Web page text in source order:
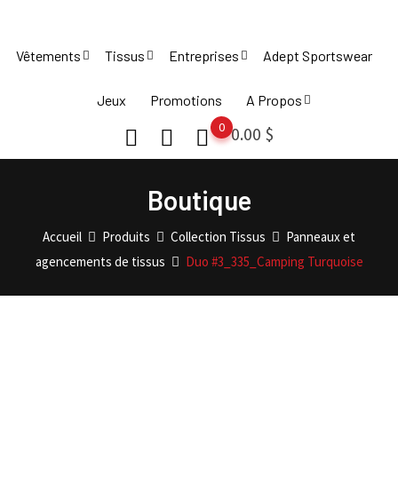
content
Vêtements Tissus Entreprises Adept Sportswear
Jeux Promotions A Propos
0.00 $
0
Boutique
Accueil Produits Collection Tissus
Panneaux et
agencements de tissus
Duo #3_335_Camping Turquoise